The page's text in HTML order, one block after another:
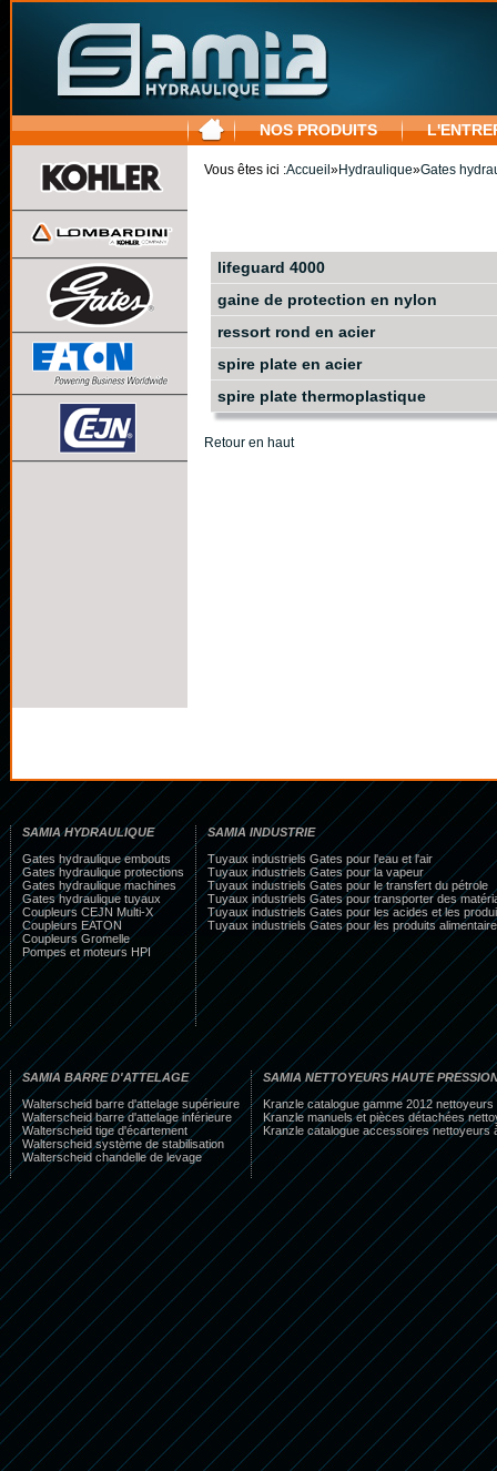
NOS PRODUITS
Vous êtes ici :Accueil »Hydraulique»Gates
lifeguard 4000
gaine de protection en nylon
ressort rond en acier
spire plate en acier
spire plate thermoplastique
Retour en haut
SAMIA HYDRAULIQUE
Gates hydraulique embouts
Gates hydraulique protections
Gates hydraulique machines
Gates hydraulique tuyaux
Coupleurs CEJN Multi-X
Coupleurs EATON
Coupleurs Gromelle
Pompes et moteurs HPI
SAMIA INDUSTRIE
Tuyaux industriels Gates pour l'eau et l'air
Tuyaux industriels Gates pour la vapeur
Tuyaux industriels Gates pour le transfert du pétrole
Tuyaux industriels Gates pour transporter des
Tuyaux industriels Gates pour les acides et les
Tuyaux industriels Gates pour les produits
SAMIA BARRE D'ATTELAGE
Walterscheid barre d'attelage supérieure
Walterscheid barre d'attelage inférieure
Walterscheid tige d'écartement
Walterscheid système de stabilisation
Walterscheid chandelle de levage
SAMIA NETTOYEURS HAUTE
Kranzle catalogue gamme 2012
Kranzle manuels et pièces détachées
Kranzle catalogue accessoires nettoyeurs